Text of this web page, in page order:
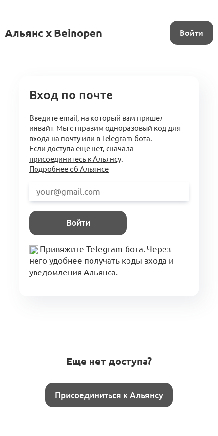
Альянс x Beinopen Войти
Вход по почте
Введите email, на который вам пришел
инвайт. Мы отправим одноразовый код для
входа на почту или в Telegram-бота.
Если доступа еще нет, сначала
присоединитесь к Альянсу.
Подробнее об Альянсе
Войти
Привяжите Telegram-бота. Через
него удобнее получать коды входа и
уведомления Альянса.
Еще нет доступа?
Присоединиться к Альянсу